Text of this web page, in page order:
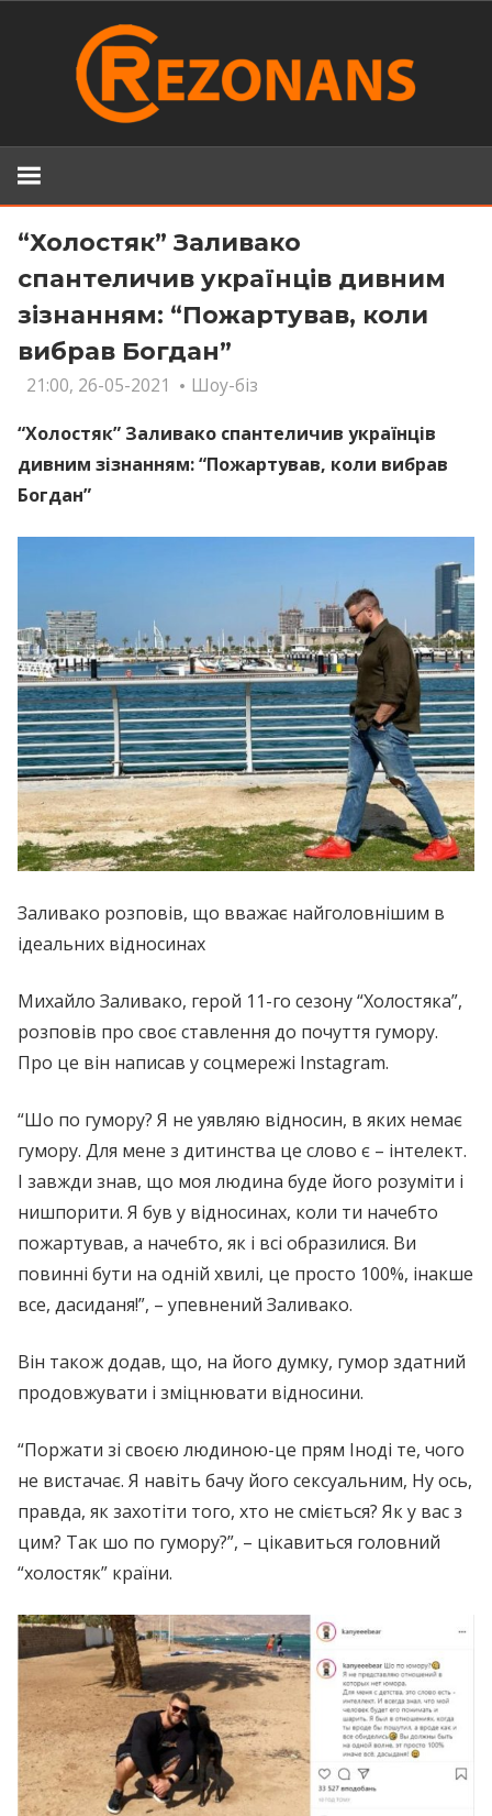
“Холостяк” Заливако
спантеличив українців дивним
зізнанням: “Пожартував, коли
вибрав Богдан”
21:00, 26-05-2021
Шоу-біз
“Холостяк” Заливако спантеличив українців
дивним зізнанням: “Пожартував, коли вибрав
Богдан”
Заливако розповів, що вважає найголовнішим в
ідеальних відносинах
Михайло Заливако, герой 11-го сезону “Холостяка”,
розповів про своє ставлення до почуття гумору.
Про це він написав у соцмережі Instagram.
“Шо по гумору? Я не уявляю відносин, в яких немає
гумору. Для мене з дитинства це слово є – інтелект.
І завжди знав, що моя людина буде його розуміти і
нишпорити. Я був у відносинах, коли ти начебто
пожартував, а начебто, як і всі образилися. Ви
повинні бути на одній хвилі, це просто 100%, інакше
все, дасиданя!”, – упевнений Заливако.
Він також додав, що, на його думку, гумор здатний
продовжувати і зміцнювати відносини.
“Поржати зі своєю людиною-це прям Іноді те, чого
не вистачає. Я навіть бачу його сексуальним, Ну ось,
правда, як захотіти того, хто не сміється? Як у вас з
цим? Так шо по гумору?”, – цікавиться головний
“холостяк” країни.